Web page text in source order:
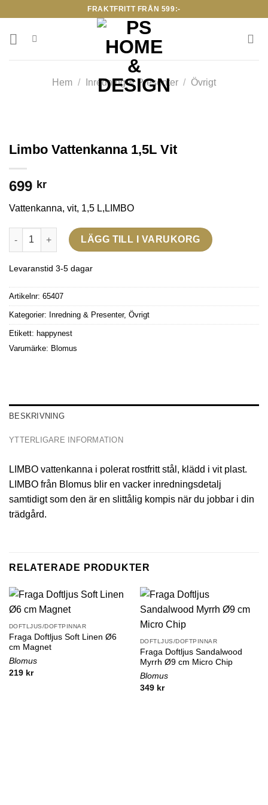
content
FRAKTFRITT FRÅN 599:-
Hem / Inredning & Presenter / Övrigt
Limbo Vattenkanna 1,5L Vit
699 kr
Vattenkanna, vit, 1,5 L,LIMBO
Limbo Vattenkanna 1,5L Vit mängd
LÄGG TILL I VARUKORG
Levaranstid 3-5 dagar
Artikelnr: 65407
Kategorier: Inredning & Presenter, Övrigt
Etikett: happynest
Varumärke: Blomus
BESKRIVNING
YTTERLIGARE INFORMATION
LIMBO vattenkanna i polerat rostfritt stål, klädd i vit plast.
LIMBO från Blomus blir en vacker inredningsdetalj
samtidigt som den är en slittålig kompis när du jobbar i din
trädgård.
RELATERADE PRODUKTER
DOFTLJUS/DOFTPINNAR
Fraga Doftljus Soft Linen Ø6
cm Magnet
Blomus
219 kr
DOFTLJUS/DOFTPINNAR
Fraga Doftljus Sandalwood
Myrrh Ø9 cm Micro Chip
Blomus
349 kr